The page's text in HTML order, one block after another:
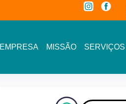
(11) 3591-7778 - Av.
EMPRESA MISSÃO SERVIÇOS